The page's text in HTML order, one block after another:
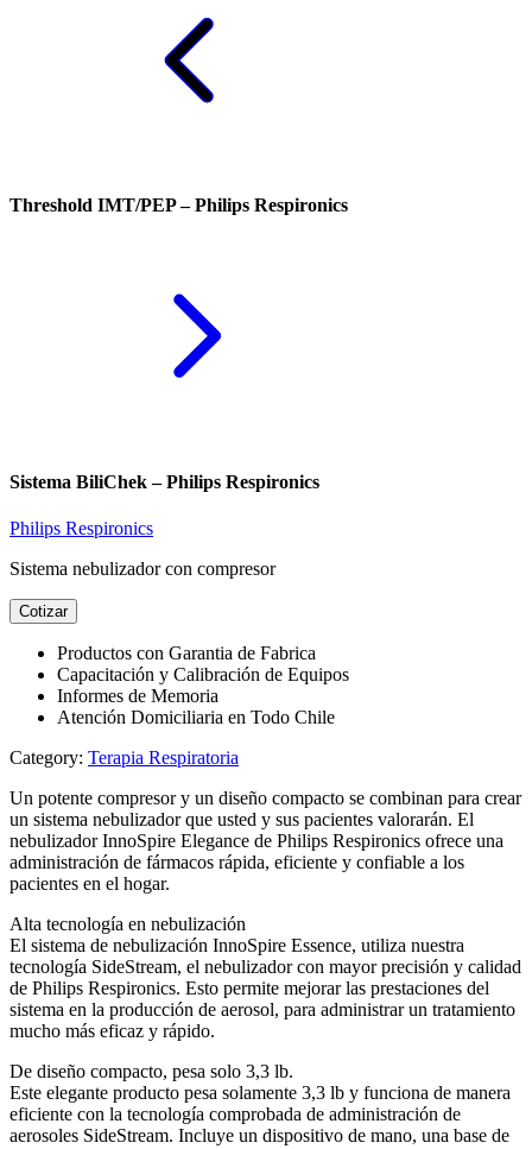
Threshold IMT/PEP – Philips Respironics
Sistema BiliChek – Philips Respironics
Philips Respironics
Sistema nebulizador con compresor
Cotizar
Productos con Garantia de Fabrica
Capacitación y Calibración de Equipos
Informes de Memoria
Atención Domiciliaria en Todo Chile
Category: Terapia Respiratoria
Un potente compresor y un diseño compacto se combinan para crear
un sistema nebulizador que usted y sus pacientes valorarán. El
nebulizador InnoSpire Elegance de Philips Respironics ofrece una
administración de fármacos rápida, eficiente y confiable a los
pacientes en el hogar.
Alta tecnología en nebulización
El sistema de nebulización InnoSpire Essence, utiliza nuestra
tecnología SideStream, el nebulizador con mayor precisión y calidad
de Philips Respironics. Esto permite mejorar las prestaciones del
sistema en la producción de aerosol, para administrar un tratamiento
mucho más eficaz y rápido.
De diseño compacto, pesa solo 3,3 lb.
Este elegante producto pesa solamente 3,3 lb y funciona de manera
eficiente con la tecnología comprobada de administración de
aerosoles SideStream. Incluye un dispositivo de mano, una base de